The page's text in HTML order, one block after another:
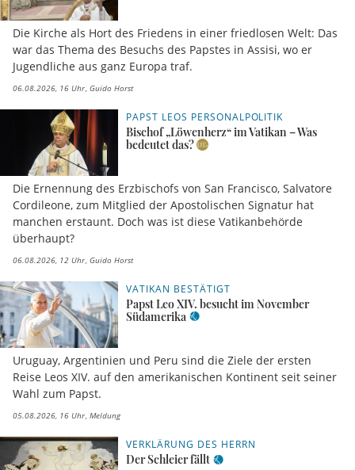
Die Kirche als Hort des Friedens in einer friedlosen Welt: Das
war das Thema des Besuchs des Papstes in Assisi, wo er
Jugendliche aus ganz Europa traf.
06.08.2026, 16 Uhr Guido Horst
PAPST LEOS PERSONALPOLITIK
Bischof „Löwenherz“ im Vatikan – Was
bedeutet das?
Die Ernennung des Erzbischofs von San Francisco, Salvatore
Cordileone, zum Mitglied der Apostolischen Signatur hat
manchen erstaunt. Doch was ist diese Vatikanbehörde
überhaupt?
06.08.2026, 12 Uhr Guido Horst
VATIKAN BESTÄTIGT
Papst Leo XIV. besucht im November
Südamerika
Uruguay, Argentinien und Peru sind die Ziele der ersten
Reise Leos XIV. auf den amerikanischen Kontinent seit seiner
Wahl zum Papst.
05.08.2026, 16 Uhr Meldung
VERKLÄRUNG DES HERRN
Der Schleier fällt